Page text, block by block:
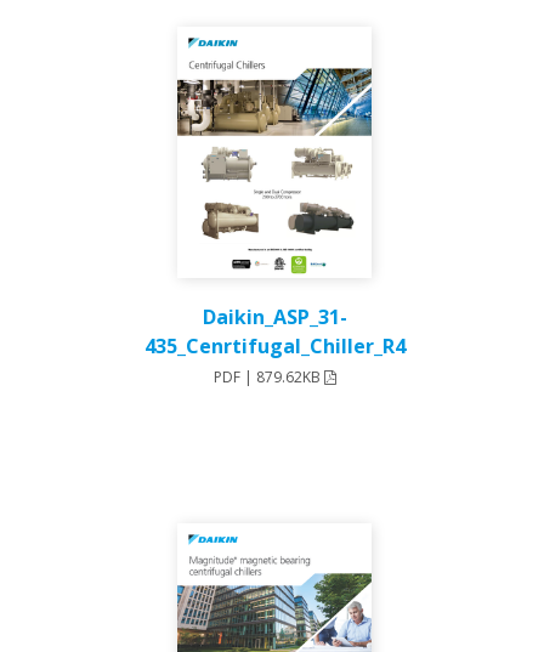
Daikin_ASP_31-
435_Cenrtifugal_Chiller_R4
PDF | 879.62KB